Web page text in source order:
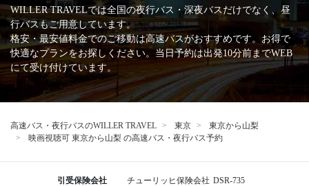
WILLER TRAVELでは全国の夜行バス・深夜バスだけでなく、昼
行バスもご用意しています。
格安・最安値料金でのご移動は高速バスがおすすめです。お得で
快適なプランをお探しください。当日予約は出発10分前までWEB
にて受け付けています。
高速バス・夜行バスのWILLER TRAVEL 東京
東京から山梨
映画視聴可 東京から山梨 の高速バス・夜行バス予約
引受保険会社 チューリッヒ保険会社 DSR-735